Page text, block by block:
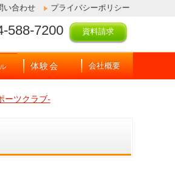
い合わせ プライバシーポリシー
588-7200 資料請求
体験会 会社概要
ーツクラブ-